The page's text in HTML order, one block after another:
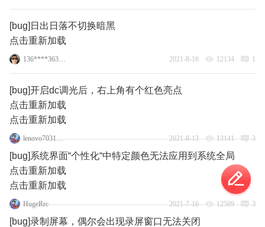
[bug]日出日落不切换暗黑
点击重新加载
136****3638_2_1 2021-8-16 12134 1
[bug]开启dc调光后，右上角有个红色亮点
点击重新加载
点击重新加载
lenovo70315365 2021-8-13 13141 3
[bug]系统界面“个性化“中特定颜色无法应用到系统全局
点击重新加载
点击重新加载
HugeRrc 2021-7-16 12589 3
[bug]录制屏幕，偶尔会出现录屏窗口无法关闭